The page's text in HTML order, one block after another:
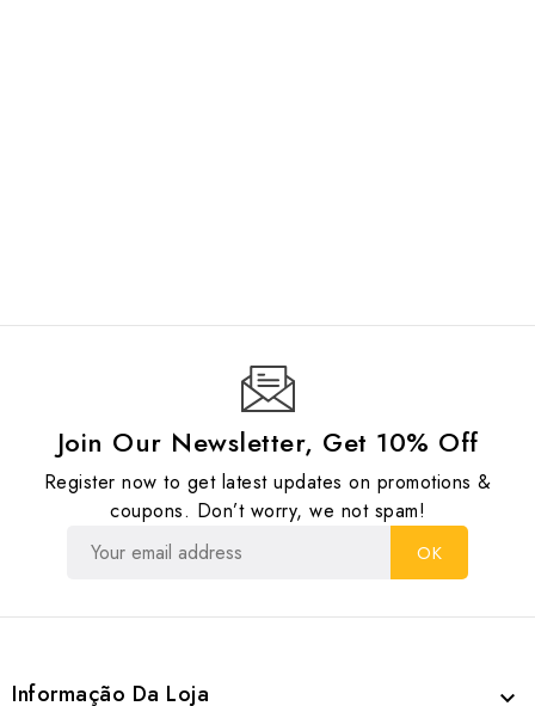
Join Our Newsletter, Get 10% Off
Register now to get latest updates on promotions &
coupons. Don’t worry, we not spam!
Informação Da Loja 